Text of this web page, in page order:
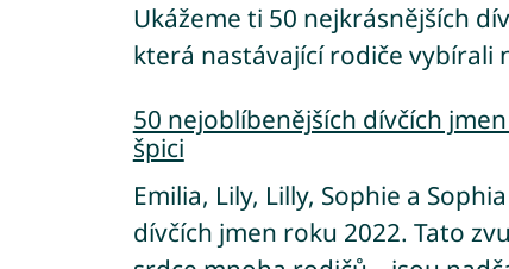
Ukážeme ti 50 nejkrásnějších
která nastávající rodiče vybírali
50 nejoblíbenějších dívčích
špici
Emilia, Lily, Lilly, Sophie a
dívčích jmen roku 2022. Tato